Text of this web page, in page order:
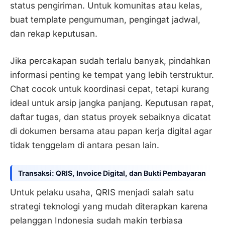
status pengiriman. Untuk komunitas atau kelas,
buat template pengumuman, pengingat jadwal,
dan rekap keputusan.
Jika percakapan sudah terlalu banyak, pindahkan
informasi penting ke tempat yang lebih terstruktur.
Chat cocok untuk koordinasi cepat, tetapi kurang
ideal untuk arsip jangka panjang. Keputusan rapat,
daftar tugas, dan status proyek sebaiknya dicatat
di dokumen bersama atau papan kerja digital agar
tidak tenggelam di antara pesan lain.
Transaksi: QRIS, Invoice Digital, dan Bukti Pembayaran
Untuk pelaku usaha, QRIS menjadi salah satu
strategi teknologi yang mudah diterapkan karena
pelanggan Indonesia sudah makin terbiasa